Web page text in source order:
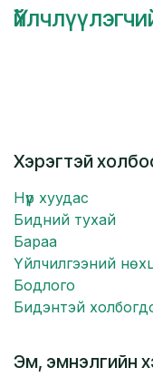
Хэрэгтэй
Нүүр хуудас
Бидний тухай
Бараа
Үйлчилгээний
Бодлого
Бидэнтэй
Эм, эмнэлгийн